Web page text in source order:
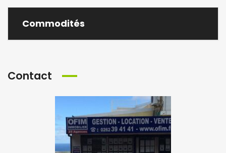
Commodités
Contact